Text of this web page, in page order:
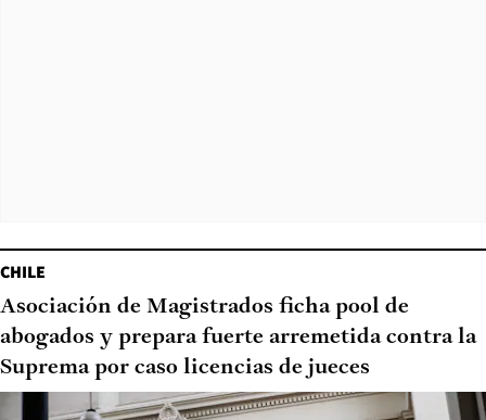
CHILE
Asociación de Magistrados ficha pool de
abogados y prepara fuerte arremetida contra la
Suprema por caso licencias de jueces